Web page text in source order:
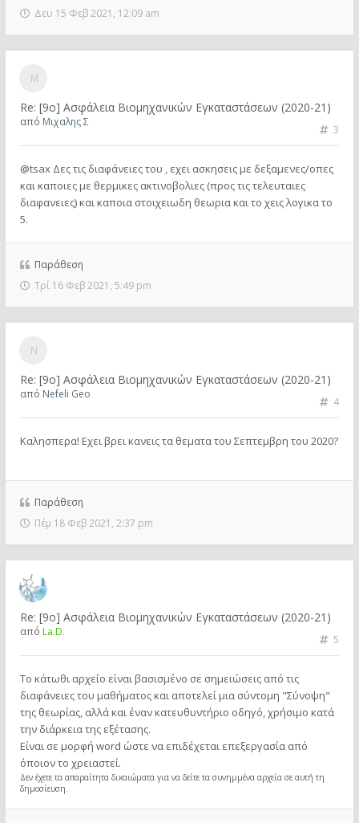
Δευ 15 Φεβ 2021, 12:09 am
Re: [9ο] Ασφάλεια Βιομηχανικών Εγκαταστάσεων (2020-21)
3
από Μιχαλης Σ
@tsax Δες τις διαφάνειες του , εχει ασκησεις με δεξαμενες/οπες
και καποιες με θερμικες ακτινοβολιες (προς τις τελευταιες
διαφανειες) και καποια στοιχειωδη θεωρια και το χεις λογικα το
5.
Παράθεση
Τρί 16 Φεβ 2021, 5:49 pm
Re: [9ο] Ασφάλεια Βιομηχανικών Εγκαταστάσεων (2020-21)
4
από Nefeli Geo
Καλησπερα! Εχει βρει κανεις τα θεματα του Σεπτεμβρη του 2020?
Παράθεση
Πέμ 18 Φεβ 2021, 2:37 pm
Re: [9ο] Ασφάλεια Βιομηχανικών Εγκαταστάσεων (2020-21)
5
από La.D.
Το κάτωθι αρχείο είναι βασισμένο σε σημειώσεις από τις
διαφάνειες του μαθήματος και αποτελεί μια σύντομη "Σύνοψη"
της θεωρίας, αλλά και έναν κατευθυντήριο οδηγό, χρήσιμο κατά
την διάρκεια της εξέτασης.
Είναι σε μορφή word ώστε να επιδέχεται επεξεργασία από
όποιον το χρειαστεί.
Δεν έχετε τα απαραίτητα δικαιώματα για να δείτε τα συνημμένα αρχεία σε αυτή τη
δημοσίευση.